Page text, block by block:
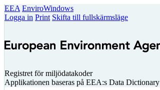
EEA EnviroWindows
Logga in Print Skifta till fullskärmsläge
Registret för miljödatakoder
Applikationen baseras på EEA:s Data Dictionary